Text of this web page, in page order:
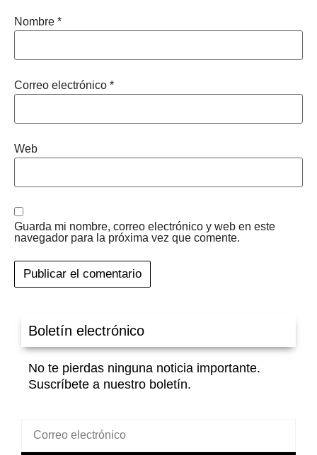
Nombre *
Correo electrónico *
Web
Guarda mi nombre, correo electrónico y web en este
navegador para la próxima vez que comente.
Boletín electrónico
No te pierdas ninguna noticia importante.
Suscríbete a nuestro boletín.